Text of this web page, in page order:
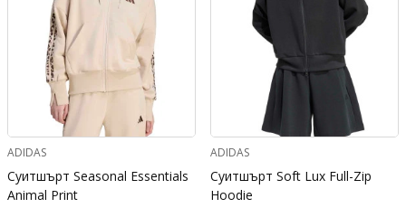
ADIDAS
Суитшърт Seasonal Essentials
Animal Print
ADIDAS
Суитшърт Soft Lux Full-Zip
Hoodie